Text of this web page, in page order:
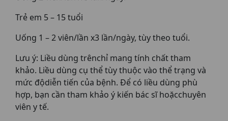
Trẻ em 5 – 15 tuổi
Uống 1 – 2 viên/lần x3 lần/ngày, tùy theo tuổi.
Lưu ý: Liều dùng trênchỉ mang tính chất tham
khảo. Liều dùng cụ thể tùy thuộc vào thể trạng và
mức độdiễn tiến của bệnh. Để có liều dùng phù
hợp, bạn cần tham khảo ý kiến bác sĩ hoặcchuyên
viên y tế.